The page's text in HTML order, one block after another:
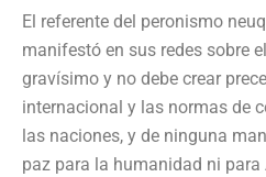
El referente del peronismo
manifestó en sus redes sobre
gravísimo y no debe crear
internacional y las normas de
las naciones, y de ninguna
paz para la humanidad ni para